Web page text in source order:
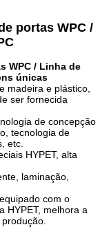
portas WPC /
WPC / Linha de
únicas
madeira e plástico,
ser fornecida
de concepção
tecnologia de
etc.
HYPET, alta
laminação,
com o
HYPET, melhora a